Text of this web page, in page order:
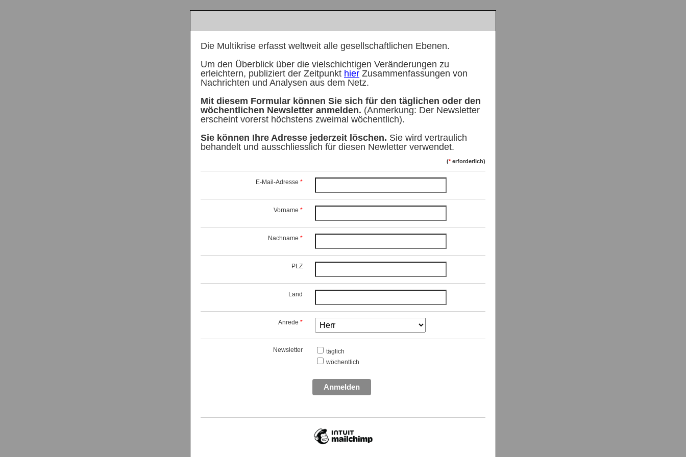
Die Multikrise erfasst weltweit alle gesellschaftlichen Ebenen.
Um den Überblick über die vielschichtigen Veränderungen zu
erleichtern, publiziert der Zeitpunkt hier Zusammenfassungen von
Nachrichten und Analysen aus dem Netz.
Mit diesem Formular können Sie sich für den täglichen oder den
wöchentlichen Newsletter anmelden. (Anmerkung: Der Newsletter
erscheint vorerst höchstens zweimal wöchentlich).
Sie können Ihre Adresse jederzeit löschen. Sie wird vertraulich
behandelt und ausschliesslich für diesen Newletter verwendet.
(*erforderlich)
E-Mail-Adresse *
Vorname *
Nachname *
PLZ
Land
Anrede *
Newsletter
täglich
wöchentlich